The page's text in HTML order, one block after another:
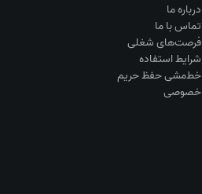
درباره ما
تماس با ما
فرصت‌های شغلی
شرایط استفاده
خط‌مشی حفظ حریم
خصوصی